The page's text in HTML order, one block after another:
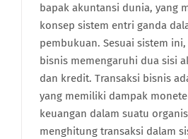
bapak akuntansi dunia, yang
konsep sistem entri ganda
pembukuan. Sesuai sistem
bisnis memengaruhi dua sisi
dan kredit. Transaksi bisnis
yang memiliki dampak
keuangan dalam suatu
menghitung transaksi dalam